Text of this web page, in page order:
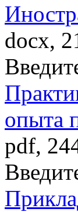
docx,
опыта
pdf,